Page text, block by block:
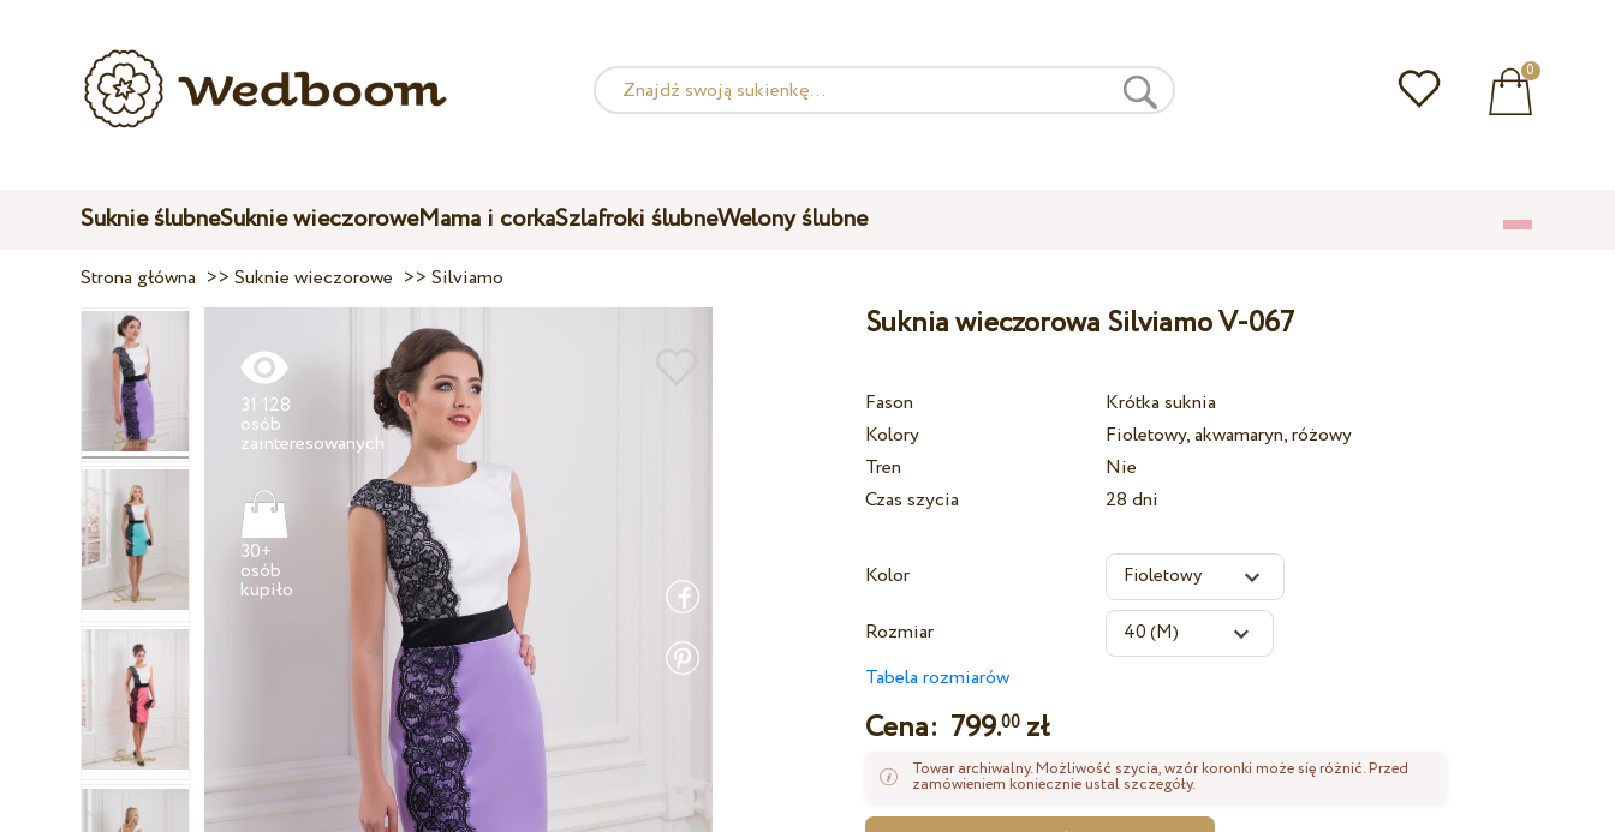
0
Suknie ślubneSuknie wieczoroweMama i corkaSzlafroki ślubneWelony ślubne
Strona główna >>Suknie wieczorowe >>Silviamo
31 128
osób
30+
osób
Suknia wieczorowa Silviamo V-067
Fason
Krótka suknia
Kolory
Fioletowy, akwamaryn, różowy
Tren
Nie
Czas szycia
28 dni
Kolor
Rozmiar
Tabela rozmiarów
Cena: 799.00 zł
Towar archiwalny. Możliwość szycia, wzór koronki może się różnić. Przed
zamówieniem koniecznie ustal szczegóły.